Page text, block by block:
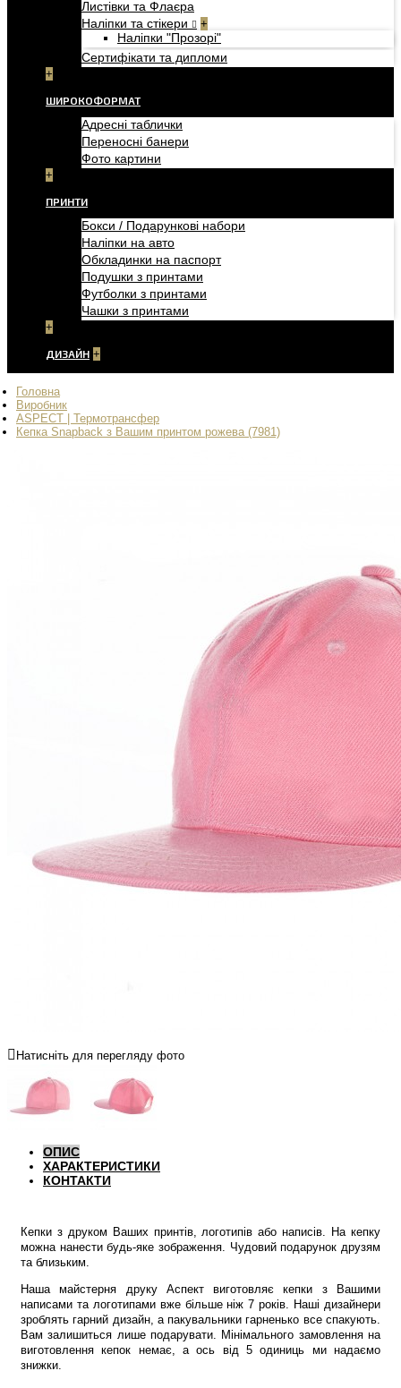
Листівки та Флаєра
Наліпки та стікери
+
Наліпки "Прозорі"
Сертифікати та дипломи
+
ШИРОКОФОРМАТ
Адресні таблички
Переносні банери
Фото картини
+
ПРИНТИ
Бокси / Подарункові набори
Наліпки на авто
Обкладинки на паспорт
Подушки з принтами
Футболки з принтами
Чашки з принтами
+
ДИЗАЙН +
Головна
Виробник
ASPECT | Термотрансфер
Кепка Snapback з Вашим принтом рожева (7981)
Натисніть для перегляду фото
ОПИС
ХАРАКТЕРИСТИКИ
КОНТАКТИ
Кепки з друком Ваших принтів, логотипів або написів. На кепку
можна нанести будь-яке зображення. Чудовий подарунок друзям
та близьким.
Наша майстерня друку Аспект виготовляє кепки з Вашими
написами та логотипами вже більше ніж 7 років. Наші дизайнери
зроблять гарний дизайн, а пакувальники гарненько все спакують.
Вам залишиться лише подарувати. Мінімального замовлення на
виготовлення кепок немає, а ось від 5 одиниць ми надаємо
знижки.